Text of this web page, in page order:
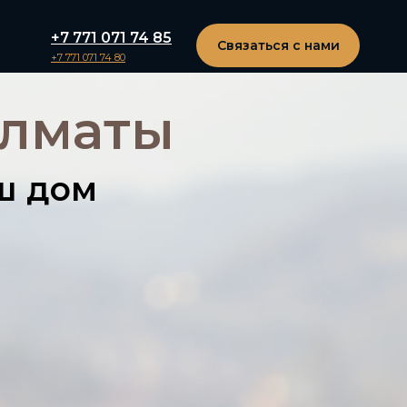
+7 771 071 74 85
+7 771 071 74 80
Связаться с нами
дом